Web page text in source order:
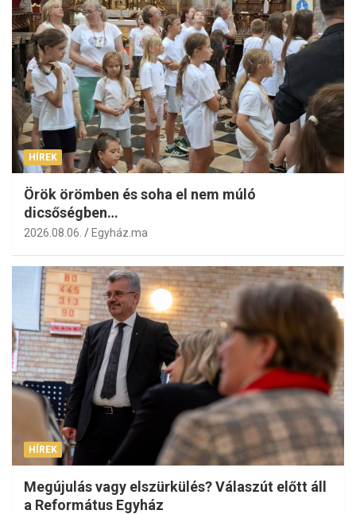
HÍREK
Örök örömben és soha el nem múló
dicsőségben…
2026.08.06. Egyház.ma
HÍREK
Megújulás vagy elszürkülés? Válaszút előtt áll
a Református Egyház